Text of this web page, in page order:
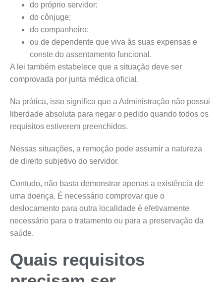
do próprio servidor;
do cônjuge;
do companheiro;
ou de dependente que viva às suas expensas e
conste do assentamento funcional.
A lei também estabelece que a situação deve ser
comprovada por junta médica oficial.
Na prática, isso significa que a Administração não possui
liberdade absoluta para negar o pedido quando todos os
requisitos estiverem preenchidos.
Nessas situações, a remoção pode assumir a natureza
de direito subjetivo do servidor.
Contudo, não basta demonstrar apenas a existência de
uma doença. É necessário comprovar que o
deslocamento para outra localidade é efetivamente
necessário para o tratamento ou para a preservação da
saúde.
Quais requisitos